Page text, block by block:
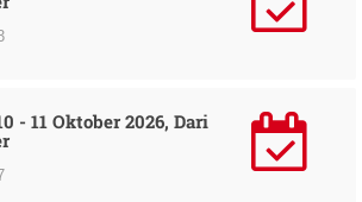
- 11 Oktober 2026, Dari